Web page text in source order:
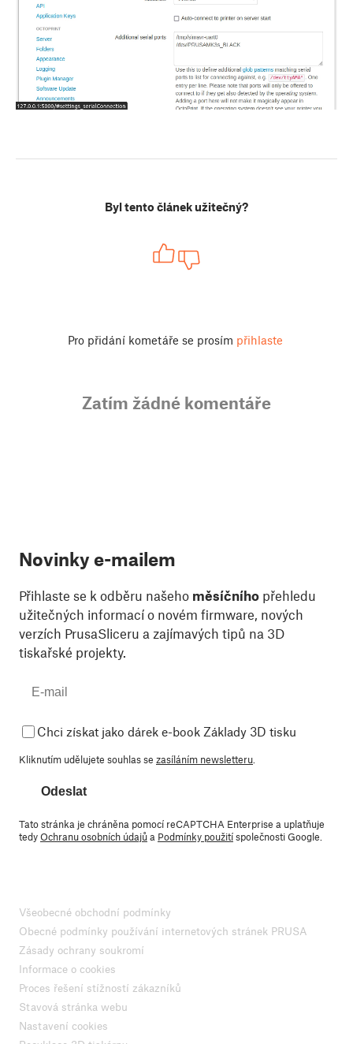
Byl tento článek užitečný?
Pro přidání kometáře se prosím přihlaste
Zatím žádné komentáře
Novinky e-mailem
Přihlaste se k odběru našeho měsíčního přehledu
užitečných informací o novém firmware, nových
verzích PrusaSliceru a zajímavých tipů na 3D
tiskařské projekty.
Chci získat jako dárek e-book Základy 3D tisku
Kliknutím udělujete souhlas se zasíláním newsletteru
Odeslat
Tato stránka je chráněna pomocí reCAPTCHA Enterprise a uplatňuje
tedyOchranu osobních údajůa Podmínky použitíspolečnosti Google.
Všeobecné obchodní podmínky
Obecné podmínky používání internetových stránek PRUSA
Zásady ochrany soukromí
Informace o cookies
Proces řešení stížností zákazníků
Stavová stránka webu
Nastavení cookies